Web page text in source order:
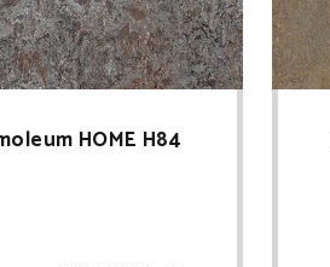
HOME H84